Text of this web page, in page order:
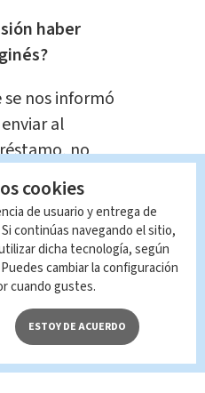
haber
nos informó
al
no
que
era lo
que ese fue el
llegó al país
¿cuál cree
clave del éxito
cookies
de usuario y entrega de
continúas navegando el sitio,
dicha tecnología, según
Puedes cambiar la configuración
cuando gustes.
ESTOY DE ACUERDO